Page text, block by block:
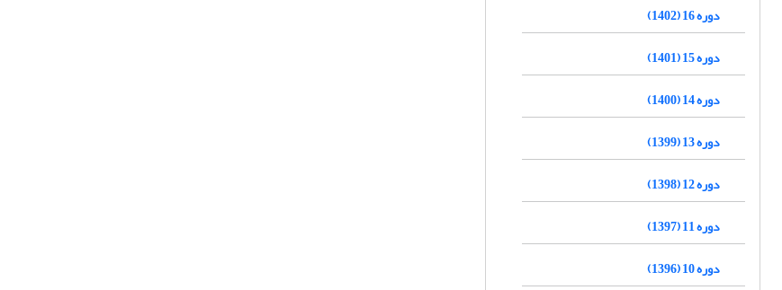
دوره 16 (1402)
دوره 15 (1401)
دوره 14 (1400)
دوره 13 (1399)
دوره 12 (1398)
دوره 11 (1397)
دوره 10 (1396)